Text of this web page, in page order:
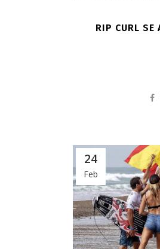
RIP CURL SE
24
Feb